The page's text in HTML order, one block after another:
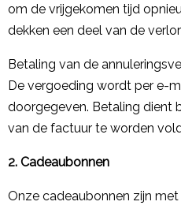
om de vrijgekomen tijd
dekken een deel van de
Betaling van de
De vergoeding wordt per e-
doorgegeven. Betaling dient
van de factuur te worden
2. Cadeaubonnen
Onze cadeaubonnen zijn